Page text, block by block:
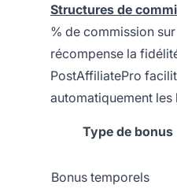
Structures de
% de commission
récompense la
PostAffiliatePro
automatiquement les
Type de bonus
Bonus temporels